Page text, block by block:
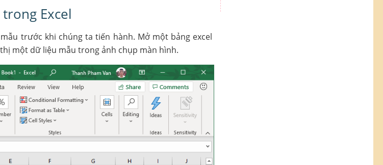
Excel
trước khi chúng ta tiến hành. Mở một bảng excel
một dữ liệu mẫu trong ảnh chụp màn hình.